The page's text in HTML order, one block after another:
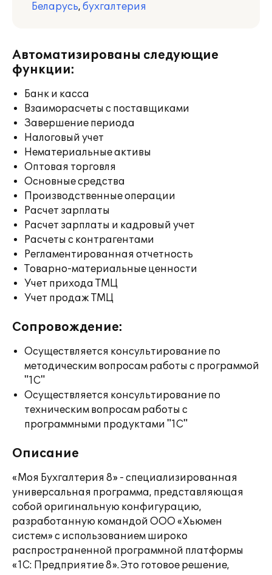
Беларусь, бухгалтерия
Автоматизированы следующие
функции:
Банк и касса
Взаиморасчеты с поставщиками
Завершение периода
Налоговый учет
Нематериальные активы
Оптовая торговля
Основные средства
Производственные операции
Расчет зарплаты
Расчет зарплаты и кадровый учет
Расчеты с контрагентами
Регламентированная отчетность
Товарно-материальные ценности
Учет прихода ТМЦ
Учет продаж ТМЦ
Сопровождение:
Осуществляется консультирование по
методическим вопросам работы с программой
"1С"
Осуществляется консультирование по
техническим вопросам работы с
программными продуктами "1С"
Описание
«Моя Бухгалтерия 8» - специализированная
универсальная программа, представляющая
собой оригинальную конфигурацию,
разработанную командой ООО «Хьюмен
систем» с использованием широко
распространенной программной платформы
«1С: Предприятие 8». Это готовое решение,